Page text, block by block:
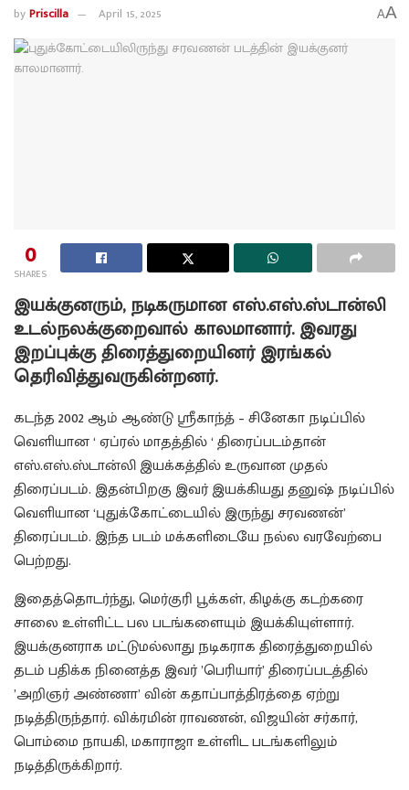
byPriscilla April 15, 2025 AA
0
SHARES
இயக்குனரும், நடிகருமான எஸ்.எஸ்.ஸ்டான்லி
உடல்நலக்குறைவால் காலமானார். இவரது
இறப்புக்கு திரைத்துறையினர் இரங்கல்
தெரிவித்துவருகின்றனர்.
கடந்த 2002 ஆம் ஆண்டு ஸ்ரீகாந்த் – சினேகா நடிப்பில்
வெளியான ‘ ஏப்ரல் மாதத்தில் ‘ திரைப்படம்தான்
எஸ்.எஸ்.ஸ்டான்லி இயக்கத்தில் உருவான முதல்
திரைப்படம். இதன்பிறகு இவர் இயக்கியது தனுஷ் நடிப்பில்
வெளியான ‘புதுக்கோட்டையில் இருந்து சரவணன்’
திரைப்படம். இந்த படம் மக்களிடையே நல்ல வரவேற்பை
பெற்றது.
இதைத்தொடர்ந்து, மெர்குரி பூக்கள், கிழக்கு கடற்கரை
சாலை உள்ளிட்ட பல படங்களையும் இயக்கியுள்ளார்.
இயக்குனராக மட்டுமல்லாது நடிகராக திரைத்துறையில்
தடம் பதிக்க நினைத்த இவர் ’பெரியார்’ திரைப்படத்தில்
’அறிஞர் அண்ணா’ வின் கதாப்பாத்திரத்தை ஏற்று
நடித்திருந்தார். விக்ரமின் ராவணன், விஜயின் சர்கார்,
பொம்மை நாயகி, மகாராஜா உள்ளிட படங்களிலும்
நடித்திருக்கிறார்.